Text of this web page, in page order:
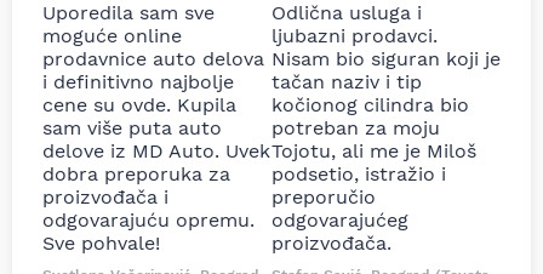
Uporedila sam sve
moguće online
prodavnice auto delova
i definitivno najbolje
cene su ovde. Kupila
sam više puta auto
delove iz MD Auto. Uvek
dobra preporuka za
proizvođača i
odgovarajuću opremu.
Sve pohvale!
Odlična usluga i
ljubazni prodavci.
Nisam bio siguran koji je
tačan naziv i tip
kočionog cilindra bio
potreban za moju
Tojotu, ali me je Miloš
podsetio, istražio i
preporučio
odgovarajućeg
proizvođača.